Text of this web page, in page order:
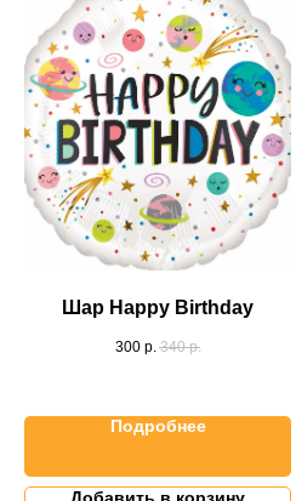
Шар Happy Birthday
300 р. 340 р.
Подробнее